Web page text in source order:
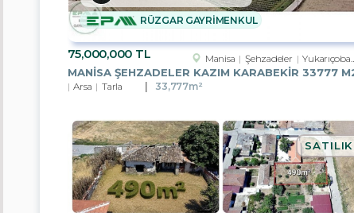
75,000,000 TL Manisa Şehzadeler Yukarıçobanisa Köyü
Arsa Tarla 33,777m²
RÜZGAR GAYRİMENKUL
SATILIK